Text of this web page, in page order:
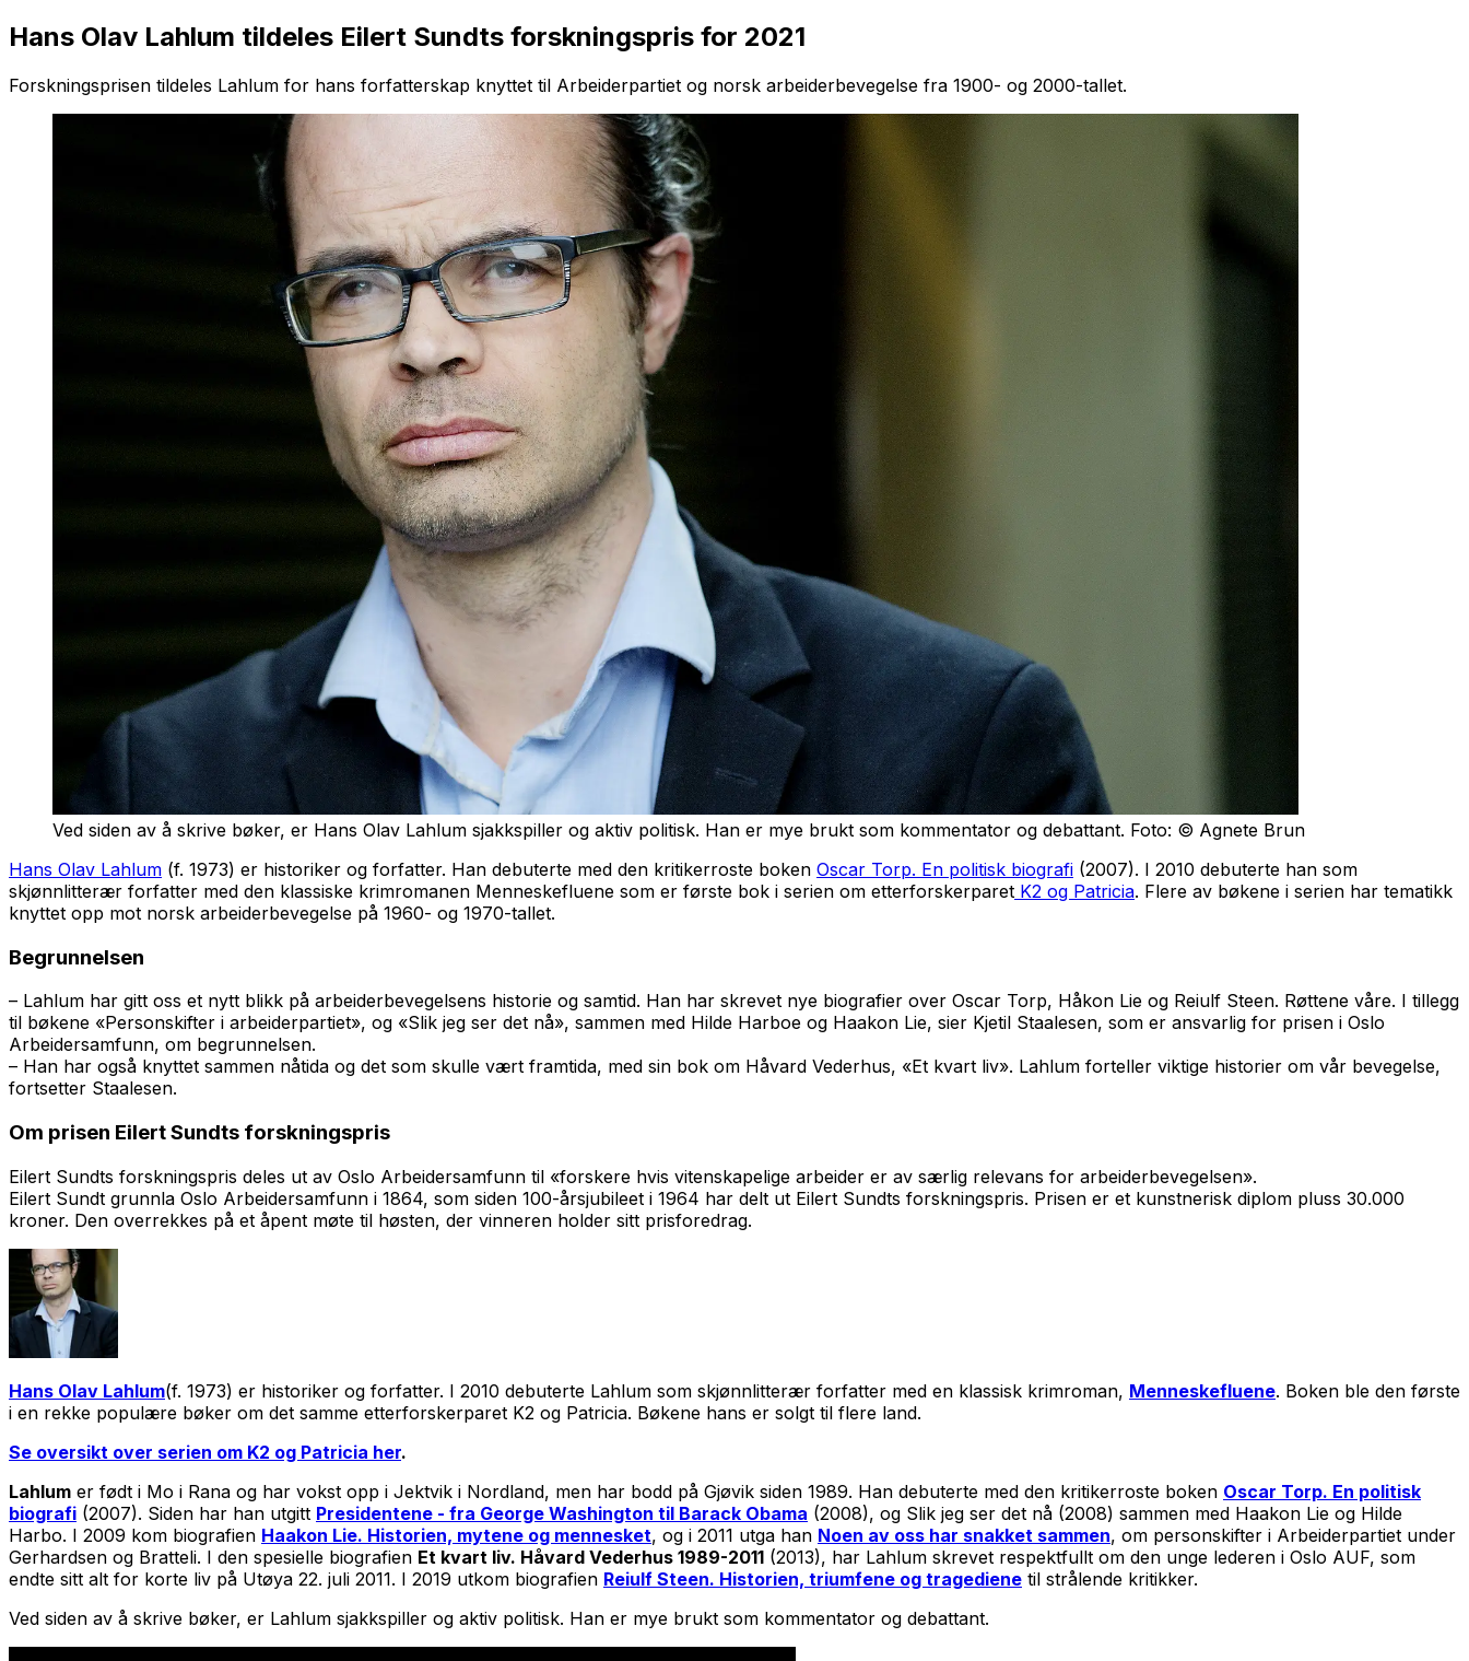
Hans Olav Lahlum tildeles Eilert Sundts forskningspris for 2021
Forskningsprisen tildeles Lahlum for hans forfatterskap knyttet til Arbeiderpartiet og norsk arbeiderbevegelse fra 1900- og 2000-tallet.
Ved siden av å skrive bøker, er Hans Olav Lahlum sjakkspiller og aktiv politisk. Han er mye brukt som kommentator og debattant. Foto: © Agnete Brun
Hans Olav Lahlum (f. 1973) er historiker og forfatter. Han debuterte med den kritikerroste boken Oscar Torp. En politisk biografi (2007). I 2010 debuterte han som
skjønnlitterær forfatter med den klassiske krimromanen Menneskefluene som er første bok i serien om etterforskerparet K2 og Patricia. Flere av bøkene i serien har tematikk
knyttet opp mot norsk arbeiderbevegelse på 1960- og 1970-tallet.
Begrunnelsen
– Lahlum har gitt oss et nytt blikk på arbeiderbevegelsens historie og samtid. Han har skrevet nye biografier over Oscar Torp, Håkon Lie og Reiulf Steen. Røttene våre. I tillegg
til bøkene «Personskifter i arbeiderpartiet», og «Slik jeg ser det nå», sammen med Hilde Harboe og Haakon Lie, sier Kjetil Staalesen, som er ansvarlig for prisen i Oslo
Arbeidersamfunn, om begrunnelsen.
– Han har også knyttet sammen nåtida og det som skulle vært framtida, med sin bok om Håvard Vederhus, «Et kvart liv». Lahlum forteller viktige historier om vår bevegelse,
fortsetter Staalesen.
Om prisen Eilert Sundts forskningspris
Eilert Sundts forskningspris deles ut av Oslo Arbeidersamfunn til «forskere hvis vitenskapelige arbeider er av særlig relevans for arbeiderbevegelsen».
Eilert Sundt grunnla Oslo Arbeidersamfunn i 1864, som siden 100-årsjubileet i 1964 har delt ut Eilert Sundts forskningspris. Prisen er et kunstnerisk diplom pluss 30.000
kroner. Den overrekkes på et åpent møte til høsten, der vinneren holder sitt prisforedrag.
Hans Olav Lahlum(f. 1973) er historiker og forfatter. I 2010 debuterte Lahlum som skjønnlitterær forfatter med en klassisk krimroman, Menneskefluene. Boken ble den første
i en rekke populære bøker om det samme etterforskerparet K2 og Patricia. Bøkene hans er solgt til flere land.
Se oversikt over serien om K2 og Patricia her.
Lahlum er født i Mo i Rana og har vokst opp i Jektvik i Nordland, men har bodd på Gjøvik siden 1989. Han debuterte med den kritikerroste boken Oscar Torp. En politisk
biografi (2007). Siden har han utgitt Presidentene - fra George Washington til Barack Obama (2008), og Slik jeg ser det nå (2008) sammen med Haakon Lie og Hilde
Harbo. I 2009 kom biografien Haakon Lie. Historien, mytene og mennesket, og i 2011 utga han Noen av oss har snakket sammen, om personskifter i Arbeiderpartiet under
Gerhardsen og Bratteli. I den spesielle biografien Et kvart liv. Håvard Vederhus 1989-2011 (2013), har Lahlum skrevet respektfullt om den unge lederen i Oslo AUF, som
endte sitt alt for korte liv på Utøya 22. juli 2011. I 2019 utkom biografien Reiulf Steen. Historien, triumfene og tragediene til strålende kritikker.
Ved siden av å skrive bøker, er Lahlum sjakkspiller og aktiv politisk. Han er mye brukt som kommentator og debattant.